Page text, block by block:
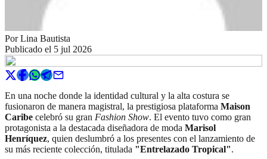
PorLina Bautista
Publicado el 5 jul 2026
En una noche donde la identidad cultural y la alta costura se
fusionaron de manera magistral, la prestigiosa plataforma Maison
Caribe celebró su gran Fashion Show. El evento tuvo como gran
protagonista a la destacada diseñadora de moda Marisol
Henríquez, quien deslumbró a los presentes con el lanzamiento de
su más reciente colección, titulada "Entrelazado Tropical".